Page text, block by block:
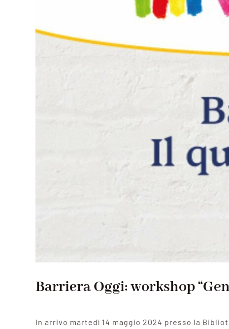
Barriera Oggi: workshop
In arrivo martedì 14 maggio 2024 presso la